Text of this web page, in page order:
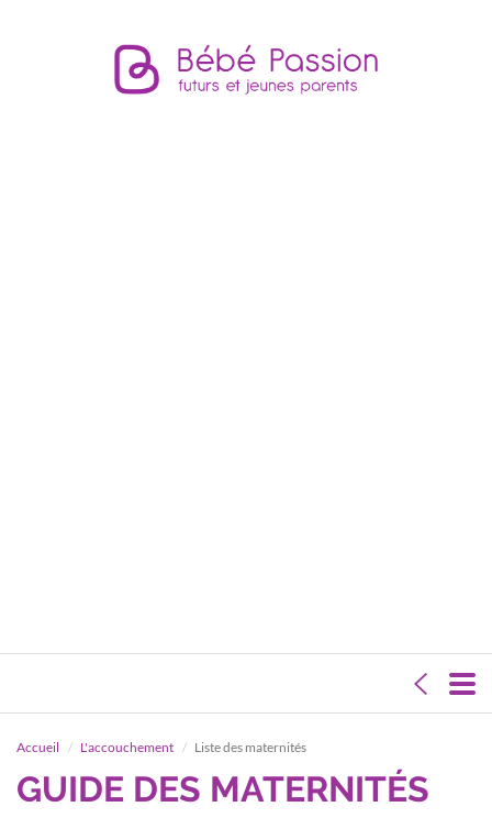
Accueil L'accouchement Liste des maternités
GUIDE DES MATERNITÉS